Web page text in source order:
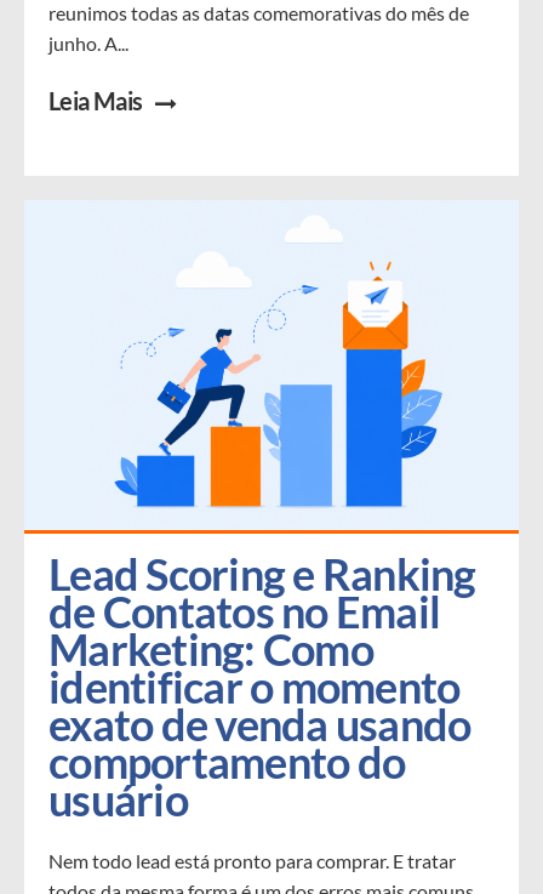
reunimos todas as datas comemorativas do mês de
junho. A...
Leia Mais
Lead Scoring e Ranking
de Contatos no Email
Marketing: Como
identificar o momento
exato de venda usando
comportamento do
usuário
Nem todo lead está pronto para comprar. E tratar